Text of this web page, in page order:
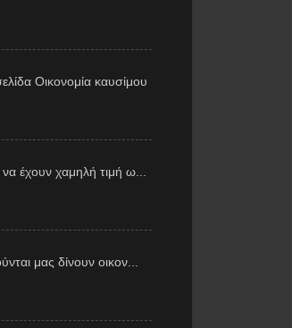
Οικονομία καυσίμου
έχουν χαμηλή τιμή ω...
μας δίνουν οικον...